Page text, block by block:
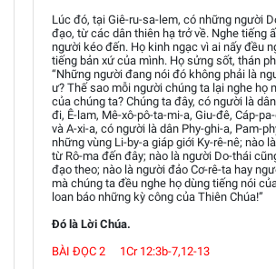
Lúc đó, tại Giê-ru-sa-lem, có những người
đạo, từ các dân thiên hạ trở về. Nghe tiếng
người kéo đến. Họ kinh ngạc vì ai nấy đều
tiếng bản xứ của mình. Họ sửng sốt, thán
“Những người đang nói đó không phải là
ư? Thế sao mỗi người chúng ta lại nghe họ
của chúng ta? Chúng ta đây, có người là
đi, Ê-lam, Mê-xô-pô-ta-mi-a, Giu-đê, Cáp-
và A-xi-a, có người là dân Phy-ghi-a, Pam-
những vùng Li-by-a giáp giới Ky-rê-nê; nào
từ Rô-ma đến đây; nào là người Do-thái
đạo theo; nào là người đảo Cơ-rê-ta hay
mà chúng ta đều nghe họ dùng tiếng nói
loan báo những kỳ công của Thiên Chúa!”
Đó là Lời Chúa.
BÀI ĐỌC 2 1Cr 12:3b-7,12-13